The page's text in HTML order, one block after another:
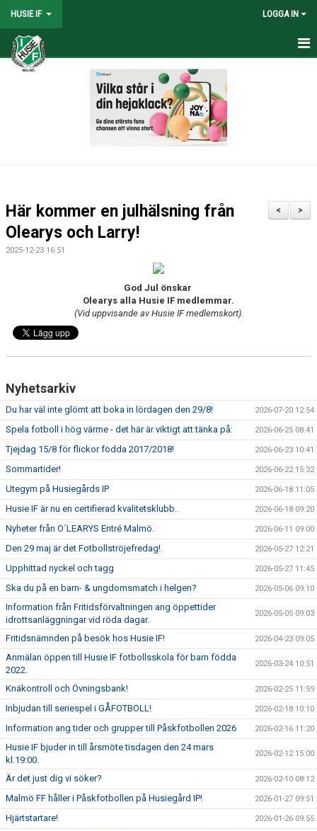
HUSIE IF LOGGA IN
HEM
DOKUMENT
SHOPEN
MEDLEMSAVGIFTER
>
<
Här kommer en julhälsning från
Olearys och Larry!
2025-12-23 16:51
God Jul önskar
Olearys alla Husie IF medlemmar.
(Vid uppvisande av Husie IF medlemskort).
Nyhetsarkiv
Du har väl inte glömt att boka in lördagen den 29/8! 2026-07-20 12:54
Spela fotboll i hög värme - det här är viktigt att tänka på: 2026-06-25 08:41
Tjejdag 15/8 för flickor födda 2017/2018! 2026-06-23 10:41
Sommartider! 2026-06-22 15:32
Utegym på Husiegårds IP 2026-06-18 11:05
Husie IF är nu en certifierad kvalitetsklubb. 2026-06-18 09:20
Nyheter från O´LEARYS Entré Malmö. 2026-06-11 09:00
Den 29 maj är det Fotbollströjefredag! 2026-05-27 12:21
Upphittad nyckel och tagg 2026-05-27 11:45
Ska du på en barn- & ungdomsmatch i helgen? 2026-05-06 09:10
Information från Fritidsförvaltningen ang öppettider
idrottsanläggningar vid röda dagar.
2026-05-05 09:03
Fritidsnämnden på besök hos Husie IF! 2026-04-23 09:05
Anmälan öppen till Husie IF fotbollsskola för barn födda
2022.
2026-03-24 10:51
Knäkontroll och Övningsbank! 2026-02-25 11:59
Inbjudan till seriespel i GÅFOTBOLL! 2026-02-18 10:10
Information ang tider och grupper till Påskfotbollen 2026 2026-02-16 11:20
Husie IF bjuder in till årsmöte tisdagen den 24 mars
kl.19:00.
2026-02-12 15:00
Är det just dig vi söker? 2026-02-10 08:12
Malmö FF håller i Påskfotbollen på Husiegård IP! 2026-01-27 09:51
Hjärtstartare! 2026-01-26 09:55